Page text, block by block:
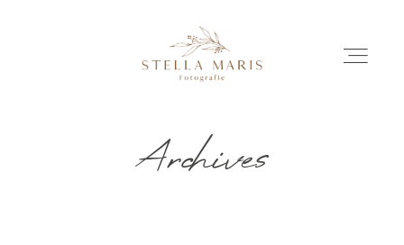
EINBLICKE
Archives